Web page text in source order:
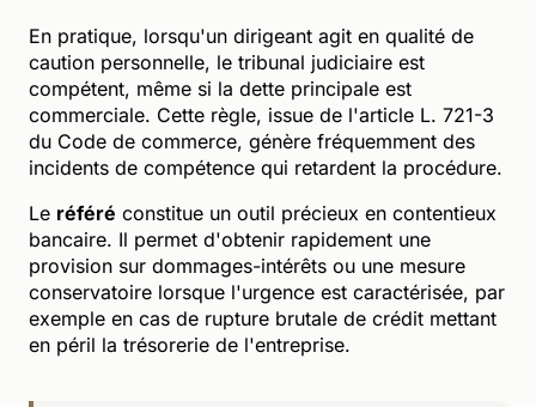
En pratique, lorsqu'un dirigeant agit en qualité de
caution personnelle, le tribunal judiciaire est
compétent, même si la dette principale est
commerciale. Cette règle, issue de l'article L. 721-3
du Code de commerce, génère fréquemment des
incidents de compétence qui retardent la procédure.
Le référé constitue un outil précieux en contentieux
bancaire. Il permet d'obtenir rapidement une
provision sur dommages-intérêts ou une mesure
conservatoire lorsque l'urgence est caractérisée, par
exemple en cas de rupture brutale de crédit mettant
en péril la trésorerie de l'entreprise.